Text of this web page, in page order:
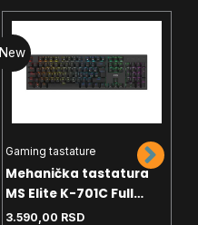
New
Gaming tastature
Mehanička tastatura
MS Elite K-701C Full
Layout - crveni svičevi -
3.590,00 RSD